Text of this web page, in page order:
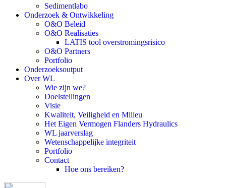
Sedimentlabo
Onderzoek & Ontwikkeling
O&O Beleid
O&O Realisaties
LATIS tool overstromingsrisico
O&O Partners
Portfolio
Onderzoeksoutput
Over WL
Wie zijn we?
Doelstellingen
Visie
Kwaliteit, Veiligheid en Milieu
Het Eigen Vermogen Flanders Hydraulics
WL jaarverslag
Wetenschappelijke integriteit
Portfolio
Contact
Hoe ons bereiken?